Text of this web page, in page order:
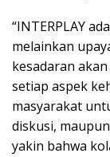
“INTERPLAY
melainkan
kesadaran
setiap aspek
masyarakat
diskusi,
yakin bahwa